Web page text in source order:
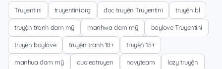
Truyentini truyentini.org đọc truyện Truyentini truyện bl
truyện tranh đam mỹ manhwa đam mỹ boylove Truyentini
truyện boylove truyện tranh 18+ truyện 18+
manhua đam mỹ dualeotruyen navyteam lazy truyện